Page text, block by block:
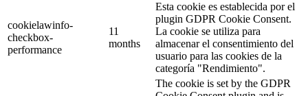
cookielawinfo-
checkbox-
performance
11
months
Esta cookie es establecida por el
plugin GDPR Cookie Consent.
La cookie se utiliza para
almacenar el consentimiento del
usuario para las cookies de la
categoría "Rendimiento".
The cookie is set by the GDPR